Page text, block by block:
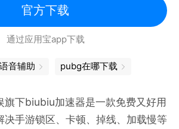
境，解决闪退、无法启动、登录失败
保每一款游戏都能顺利启动运行！
官方下载
通过应用宝app下载
语音辅助 pubg在哪下载
旗下biubiu加速器是一款免费又好用
决手游锁区、卡顿、掉线、加载慢等